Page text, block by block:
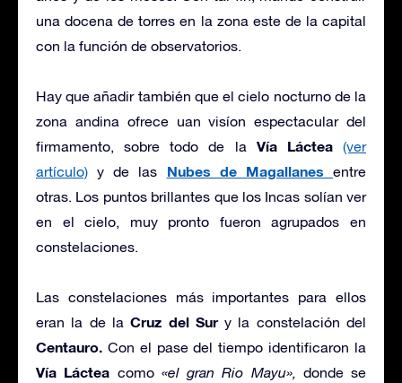
una docena de torres en la zona este de la capital
con la función de observatorios.
Hay que añadir también que el cielo nocturno de la
zona andina ofrece uan visíon espectacular del
firmamento, sobre todo de la Vía Láctea
(ver
artículo) y de las Nubes de Magallanes
entre
otras. Los puntos brillantes que los Incas solían ver
en el cielo, muy pronto fueron agrupados en
constelaciones.
Las constelaciones más importantes para ellos
eran la de laCruz del Sury la constelación del
Centauro. Con el pase del tiempo identificaron la
Vía Láctea como «el gran Rio Mayu», donde se